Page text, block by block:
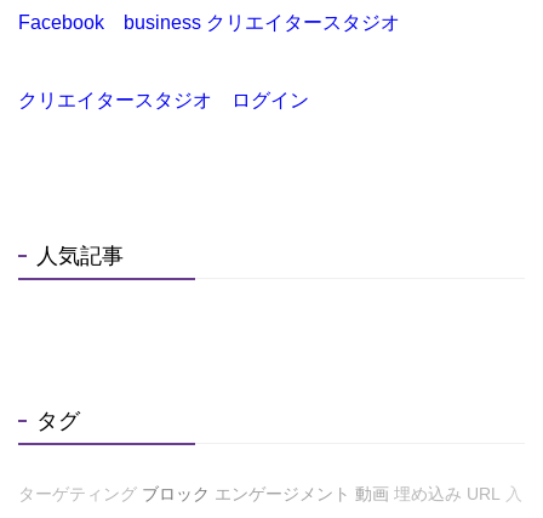
Facebook business クリエイタースタジオ
クリエイタースタジオ ログイン
人気記事
タグ
ターゲティング ブロック エンゲージメント 動画 埋め込み URL
入